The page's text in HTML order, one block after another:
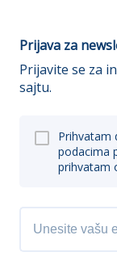
Prijava za
Prijavite se za
sajtu.
Prihvatam
podacima
prihvatam